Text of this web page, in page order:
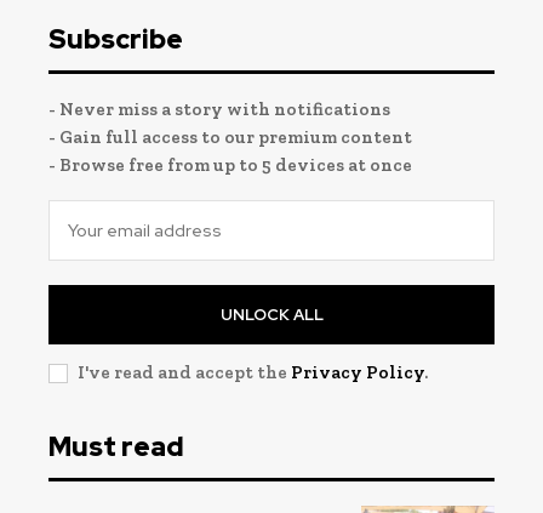
Subscribe
- Never miss a story with notifications
- Gain full access to our premium content
- Browse free from up to 5 devices at once
UNLOCK ALL
I've read and accept the Privacy Policy.
Must read